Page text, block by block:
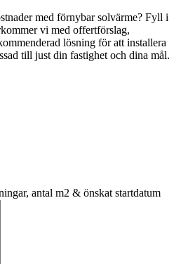
med förnybar solvärme? Fyll i
vi med offertförslag,
lösning för att installera
till just din fastighet och dina mål.
antal m2 & önskat startdatum